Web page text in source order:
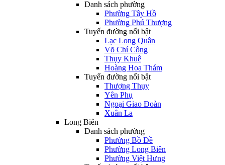
Danh sách phường
Phường Tây Hồ
Phường Phú Thượng
Tuyến đường nổi bật
Lạc Long Quân
Võ Chí Công
Thụy Khuê
Hoàng Hoa Thám
Tuyến đường nổi bật
Thượng Thụy
Yên Phụ
Ngoại Giao Đoàn
Xuân La
Long Biên
Danh sách phường
Phường Bồ Đề
Phường Long Biên
Phường Việt Hưng